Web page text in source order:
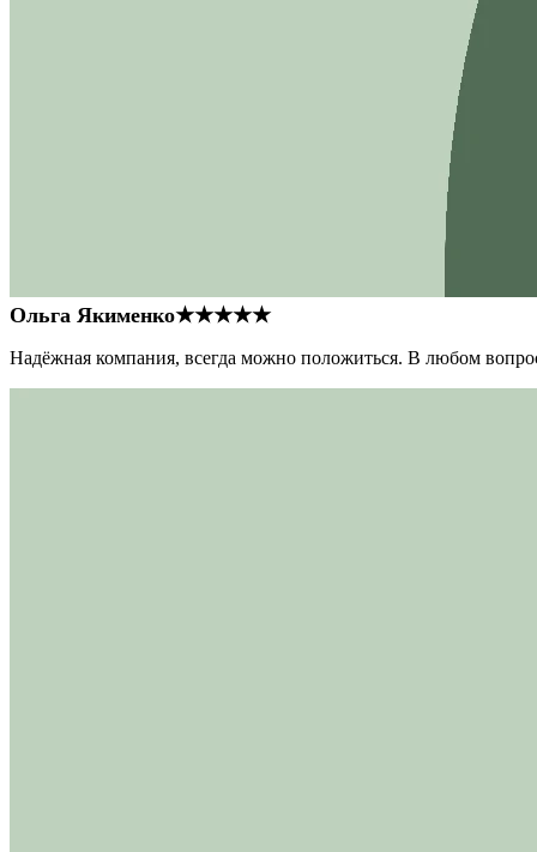
Ольга Якименко★★★★★
Надёжная компания, всегда можно положиться. В любом